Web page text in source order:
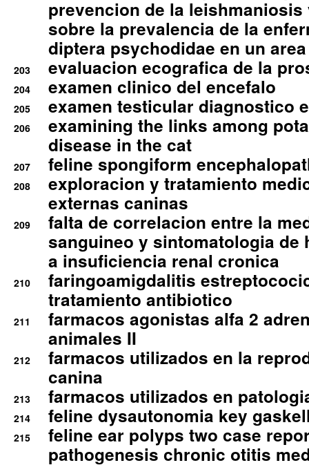
prevencion de la
sobre la prevalencia de la
diptera psychodidae en un
203 evaluacion ecografica de la
204 examen clinico del encefalo
205 examen testicular diagnostico
206
examining the links among
disease in the cat
207 feline spongiform
208
exploracion y tratamiento
externas caninas
209
falta de correlacion entre la
sanguineo y sintomatologia de
a insuficiencia renal cronica
210
faringoamigdalitis
tratamiento antibiotico
211
farmacos agonistas alfa 2
animales II
212
farmacos utilizados en la
canina
213 farmacos utilizados en
214 feline dysautonomia key
215
feline ear polyps two case
pathogenesis chronic otitis